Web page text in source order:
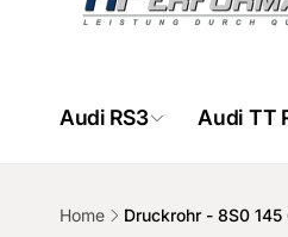
Audi RS3 Audi TT
Home Druckrohr - 8S0